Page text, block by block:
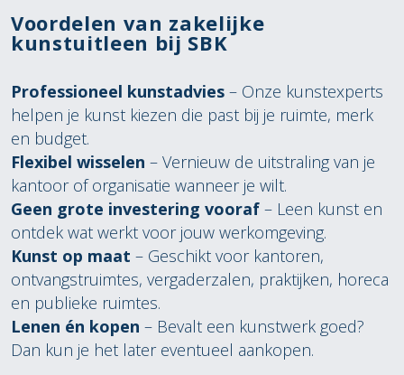
Voordelen van zakelijke
kunstuitleen bij SBK
Professioneel kunstadvies – Onze kunstexperts
helpen je kunst kiezen die past bij je ruimte, merk
en budget.
Flexibel wisselen – Vernieuw de uitstraling van je
kantoor of organisatie wanneer je wilt.
Geen grote investering vooraf – Leen kunst en
ontdek wat werkt voor jouw werkomgeving.
Kunst op maat – Geschikt voor kantoren,
ontvangstruimtes, vergaderzalen, praktijken, horeca
en publieke ruimtes.
Lenen én kopen – Bevalt een kunstwerk goed?
Dan kun je het later eventueel aankopen.